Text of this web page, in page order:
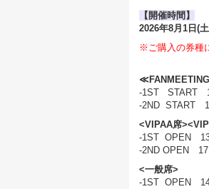
【開催時間】
2026年8月1日(
※ご購入の券種
-1ST START
-2ND START
<VIPAA席
-1ST OPEN
-2ND OPEN
<一般席>
-1ST OPEN